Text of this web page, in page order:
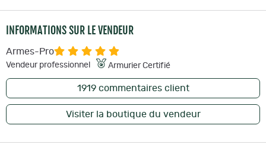
INFORMATIONS SUR LE VENDEUR
Armes-Pro
Vendeur professionnel Armurier Certifié
1919commentaires client
Visiter la boutique du vendeur